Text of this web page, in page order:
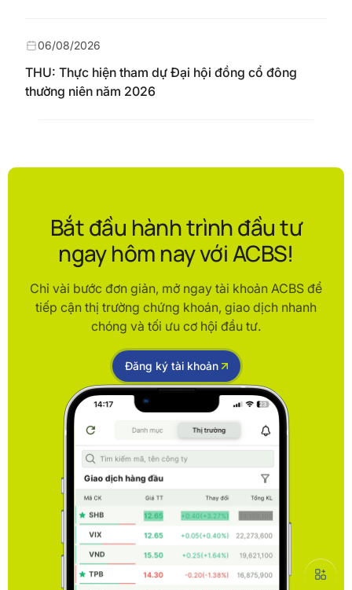
THU: Thực hiện tham dự Đại hội đồng cổ đông
thường niên năm 2026
06/08/2026
Bắt đầu hành trình đầu tư
ngay hôm nay với ACBS!
Chỉ vài bước đơn giản, mở ngay tài khoản ACBS để
tiếp cận thị trường chứng khoán, giao dịch nhanh
chóng và tối ưu cơ hội đầu tư.
Đăng ký tài khoản